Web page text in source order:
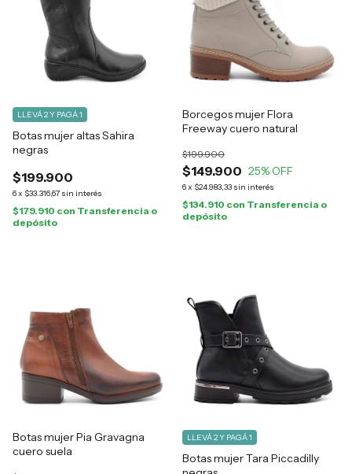
Botas mujer altas Sahira
negras
$199.900
6x $33.316,67 sin interés
LLEVÁ 2 Y PAGÁ 1
$179.910 con Transferencia o
depósito
Borcegos mujer Flora
Freeway cuero natural
$149.900
$199.900
25% OFF
6x $24.983,33 sin interés
$134.910 con Transferencia o
depósito
Botas mujer Pia Gravagna
cuero suela
Botas mujer Tara Piccadilly
LLEVÁ 2 Y PAGÁ 1